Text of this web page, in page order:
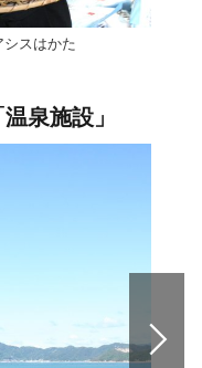
スはかた
泉施設」